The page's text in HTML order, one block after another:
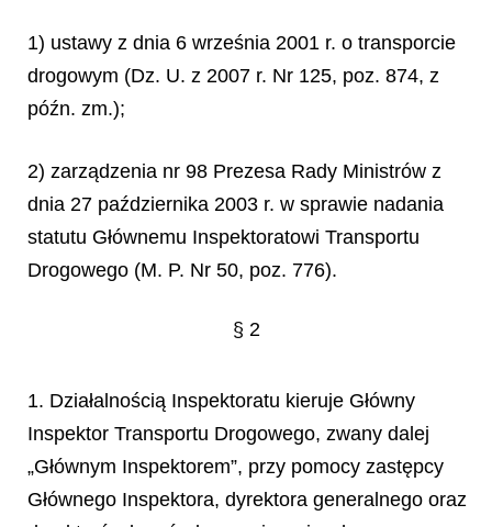
1) ustawy z dnia 6 września 2001 r. o transporcie
drogowym (Dz. U. z 2007 r. Nr 125, poz. 874, z
późn. zm.);
2) zarządzenia nr 98 Prezesa Rady Ministrów z
dnia 27 października 2003 r. w sprawie nadania
statutu Głównemu Inspektoratowi Transportu
Drogowego (M. P. Nr 50, poz. 776).
§ 2
1. Działalnością Inspektoratu kieruje Główny
Inspektor Transportu Drogowego, zwany dalej
„Głównym Inspektorem”, przy pomocy zastępcy
Głównego Inspektora, dyrektora generalnego oraz